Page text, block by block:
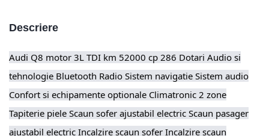
Descriere
Audi Q8 motor 3L TDI km 52000 cp 286 Dotari Audio si
tehnologie Bluetooth Radio Sistem navigatie Sistem audio
Confort si echipamente optionale Climatronic 2 zone
Tapiterie piele Scaun sofer ajustabil electric Scaun pasager
ajustabil electric Incalzire scaun sofer Incalzire scaun